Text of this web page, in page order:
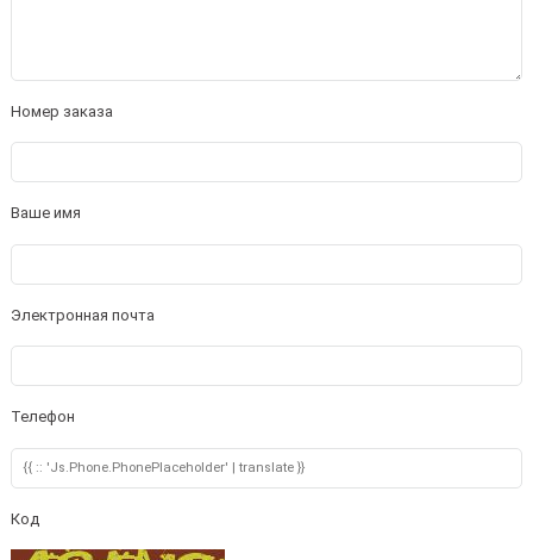
Номер заказа
Ваше имя
Электронная почта
Телефон
Код